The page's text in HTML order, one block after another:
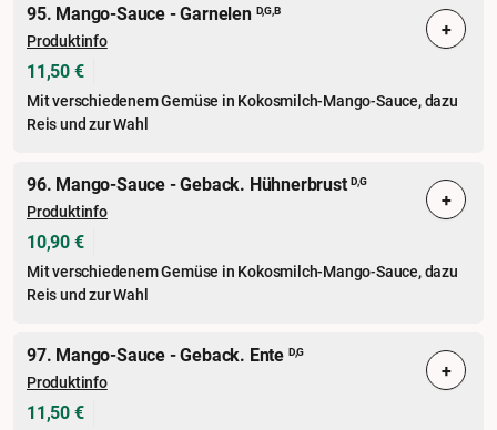
95. Mango-Sauce - Garnelen D,G,B
Produktinfo
11,50 €
Mit verschiedenem Gemüse in Kokosmilch-Mango-Sauce, dazu
Reis und zur Wahl
+
96. Mango-Sauce - Geback. HühnerbrustD,G
Produktinfo
10,90 €
Mit verschiedenem Gemüse in Kokosmilch-Mango-Sauce, dazu
Reis und zur Wahl
+
97. Mango-Sauce - Geback. Ente D,G
Produktinfo
11,50 €
+